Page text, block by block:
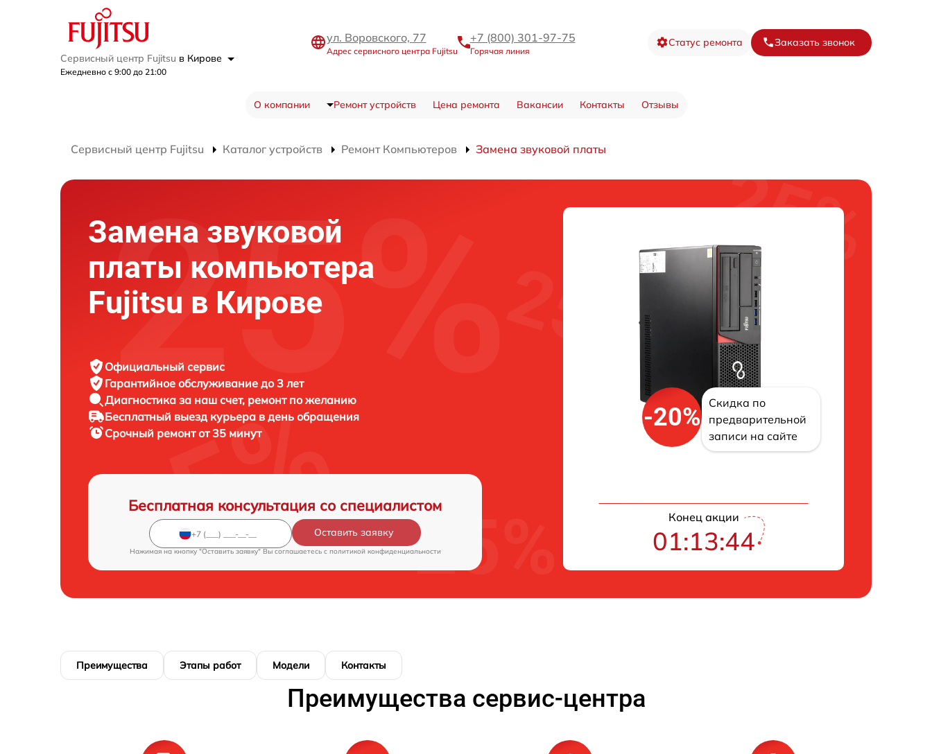
Сервисный центр Fujitsu в Кирове
Ежедневно с 9:00 до 21:00
ул. Воровского, 77
Адрес сервисного центра Fujitsu
+7 (800) 301-97-75
Горячая линия
Статус ремонта Заказать звонок
О компании Ремонт устройств Цена ремонта Вакансии Контакты Отзывы
Сервисный центр Fujitsu Каталог устройств Ремонт Компьютеров Замена звуковой платы
Замена звуковой
платы компьютера
Fujitsu в Кирове
Официальный сервис
Гарантийное обслуживание до 3 лет
Диагностика за наш счет, ремонт по желанию
Бесплатный выезд курьера в день обращения
Срочный ремонтот 35 минут
Бесплатная консультация со специалистом
Оставить заявку
Нажимая на кнопку "Оставить заявку" Вы соглашаетесь c политикой конфиденциальности
-20%
Скидка по
предварительной
записи на сайте
Конец акции
01:13:43
Преимущества Этапы работ Модели Контакты
Преимущества сервис-центра